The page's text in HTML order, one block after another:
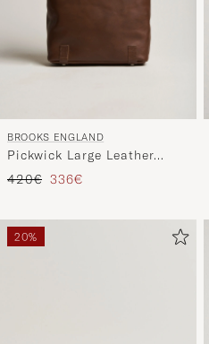
BROOKS ENGLAND
Pickwick Large Leather
Backpack Dark Tan
Precio ordinario
420€ Precio reducido
336€
20%